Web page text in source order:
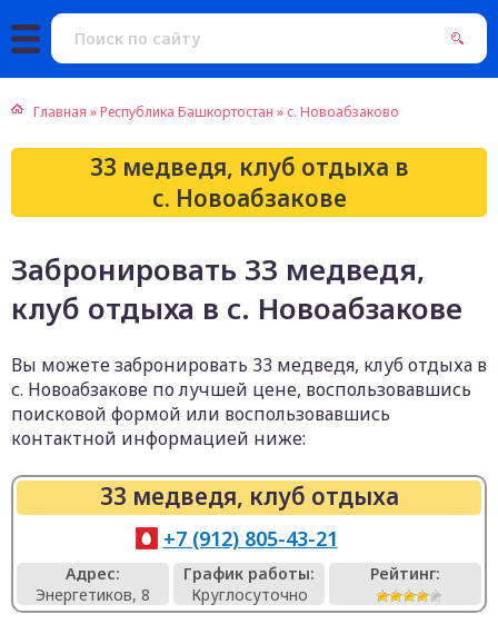
Главная »Республика Башкортостан » с. Новоабзаково
33 медведя, клуб отдыха в
с. Новоабзакове
Забронировать 33 медведя,
клуб отдыха в с. Новоабзакове
Вы можете забронировать 33 медведя, клуб отдыха в
с. Новоабзакове по лучшей цене, воспользовавшись
поисковой формой или воспользовавшись
контактной информацией ниже:
33 медведя, клуб отдыха
+7 (912) 805-43-21
Адрес:
Энергетиков, 8
График работы:
Круглосуточно
Рейтинг: